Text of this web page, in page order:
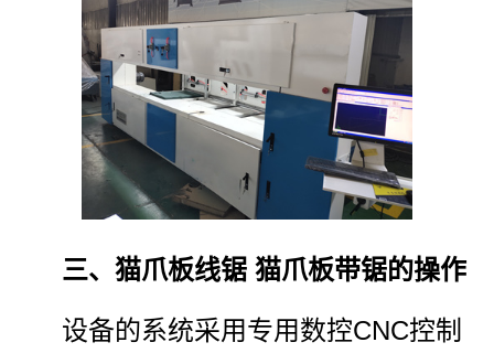
三、猫爪板线锯 猫爪板带锯的操作
设备的系统采用专用数控CNC控制